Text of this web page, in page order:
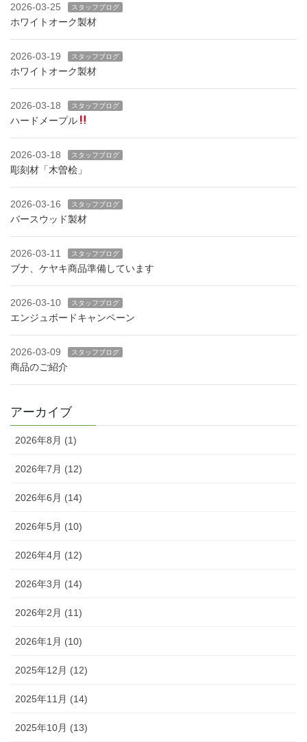
2026-03-25 スタッフブログ
ホワイトオーク製材
2026-03-19 スタッフブログ
ホワイトオーク製材
2026-03-18 スタッフブログ
ハードメープル
2026-03-18 スタッフブログ
彫刻材「木曽桧」
2026-03-16 スタッフブログ
バースウッド製材
2026-03-11 スタッフブログ
ブナ、ケヤキ商品準備しています
2026-03-10 スタッフブログ
エンジュボードキャンペーン
2026-03-09 スタッフブログ
商品のご紹介
アーカイブ
2026年8月 (1)
2026年7月 (12)
2026年6月 (14)
2026年5月 (10)
2026年4月 (12)
2026年3月 (14)
2026年2月 (11)
2026年1月 (10)
2025年12月 (12)
2025年11月 (14)
2025年10月 (13)